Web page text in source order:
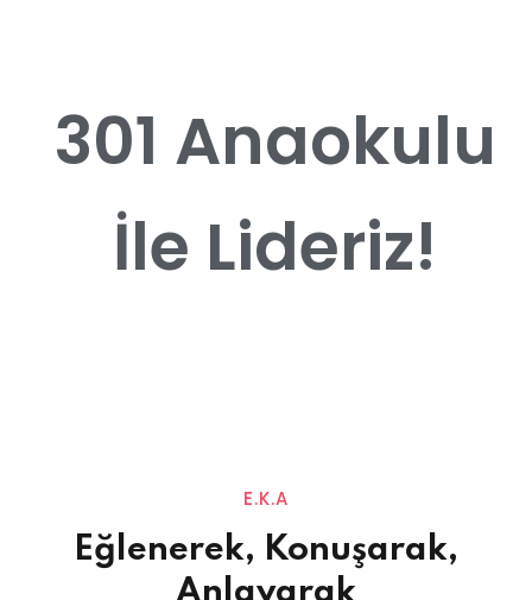
301 Anaokulu
İle Lideriz!
E.K.A
Eğlenerek, Konuşarak,